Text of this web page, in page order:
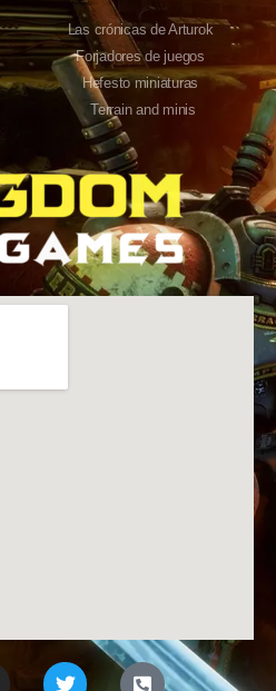
Las crónicas de Arturok
Forjadores de juegos
Hefesto miniaturas
Terrain and minis